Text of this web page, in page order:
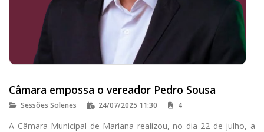
Câmara empossa o vereador Pedro Sousa
Sessões Solenes 24/07/2025 11:30 4
A Câmara Municipal de Mariana realizou, no dia 22 de julho, a